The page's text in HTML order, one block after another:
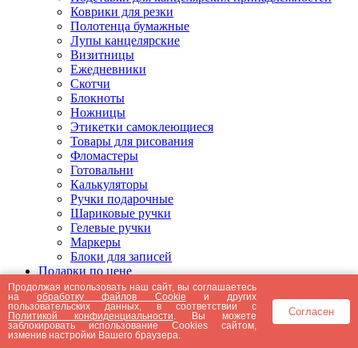
Коврики для резки
Полотенца бумажные
Лупы канцелярские
Визитницы
Ежедневники
Скотчи
Блокноты
Ножницы
Этикетки самоклеющиеся
Товары для рисования
Фломастеры
Готовальни
Калькуляторы
Ручки подарочные
Шариковые ручки
Гелевые ручки
Маркеры
Блоки для записей
Подарки по цене
Подарки от 5000 рублей
Подарки до 5000 рублей
Подарки до 3000 рублей
Подарки до 2000 рублей
Подарки до 1000 рублей
Продолжая использовать наш сайт, вы соглашаетесь
наобработку файлов Cookie и других
пользовательских данных, в соответствии с
Политикой конфиденциальности . Вы можете
заблокировать использование Cookies сайтом,
изменив настройки Вашего браузера.
Согласен